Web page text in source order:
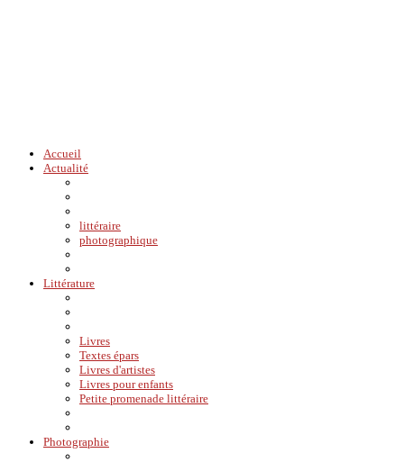
Accueil
Actualité
littéraire
photographique
Littérature
Livres
Textes épars
Livres d'artistes
Livres pour enfants
Petite promenade littéraire
Photographie